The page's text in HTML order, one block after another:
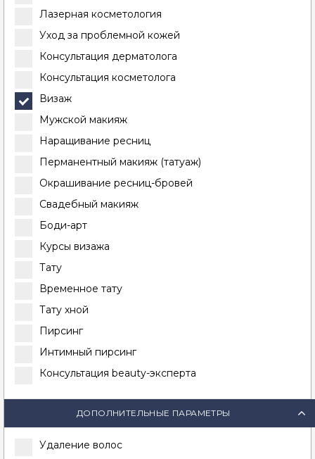
Лазерная косметология
Уход за проблемной кожей
Консультация дерматолога
Консультация косметолога
Визаж
Мужской макияж
Наращивание ресниц
Перманентный макияж (татуаж)
Окрашивание ресниц-бровей
Свадебный макияж
Боди-арт
Курсы визажа
Тату
Временное тату
Тату хной
Пирсинг
Интимный пирсинг
Консультация beauty-эксперта
ДОПОЛНИТЕЛЬНЫЕ ПАРАМЕТРЫ
Удаление волос